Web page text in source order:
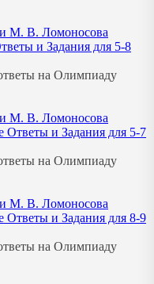
М. В. Ломоносова
и Задания для 5-8
на Олимпиаду
М. В. Ломоносова
Ответы и Задания для 5-7
на Олимпиаду
М. В. Ломоносова
Ответы и Задания для 8-9
на Олимпиаду